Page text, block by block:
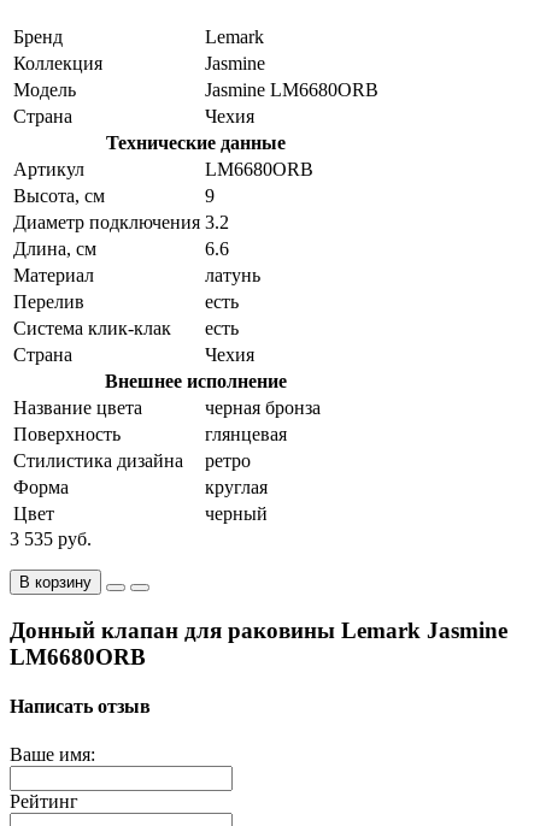
Бренд
Lemark
Коллекция
Jasmine
Модель
Jasmine LM6680ORB
Страна
Чехия
Технические данные
Артикул
LM6680ORB
Высота, см
9
Диаметр подключения 3.2
Длина, см
6.6
Материал
латунь
Перелив
есть
Система клик-клак
есть
Страна
Чехия
Внешнее исполнение
Название цвета
черная бронза
Поверхность
глянцевая
Стилистика дизайна
ретро
Форма
круглая
Цвет
черный
3 535 руб.
В корзину
Донный клапан для раковины Lemark Jasmine
LM6680ORB
Написать отзыв
Ваше имя:
Рейтинг